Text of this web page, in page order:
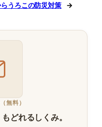
らうろこの防災対策 →
無料）
どれるしくみ。